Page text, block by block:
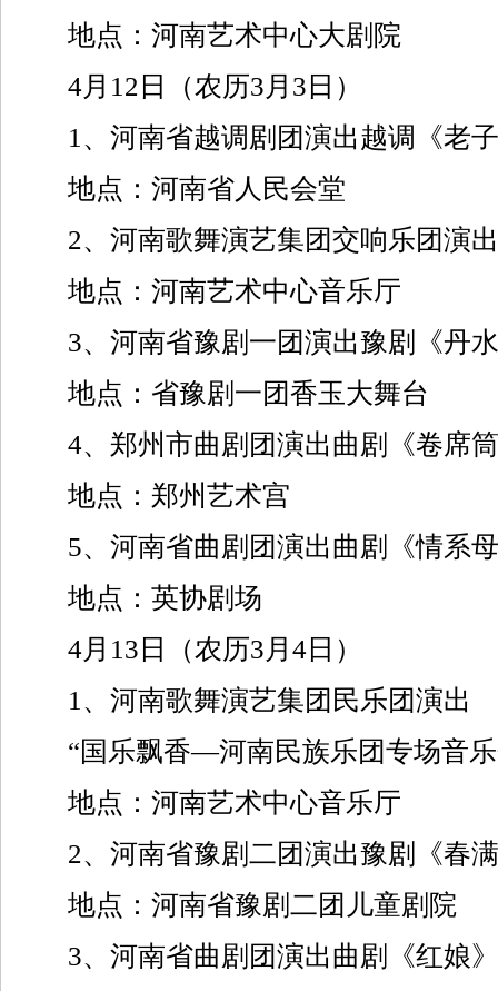
地点：河南艺术中心大剧院
4月12日（农历3月3日）
1、河南省越调剧团演出越调《老
地点：河南省人民会堂
2、河南歌舞演艺集团交响乐团演出
地点：河南艺术中心音乐厅
3、河南省豫剧一团演出豫剧《丹
地点：省豫剧一团香玉大舞台
4、郑州市曲剧团演出曲剧《卷席
地点：郑州艺术宫
5、河南省曲剧团演出曲剧《情系
地点：英协剧场
4月13日（农历3月4日）
1、河南歌舞演艺集团民乐团演出
“国乐飘香—河南民族乐团专场音乐
地点：河南艺术中心音乐厅
2、河南省豫剧二团演出豫剧《春
地点：河南省豫剧二团儿童剧院
3、河南省曲剧团演出曲剧《红娘》